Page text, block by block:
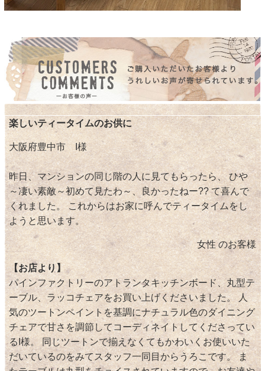
楽しいティータイムのお供に
大阪府豊中市 I様
昨日、マンションの同じ階の人に見てもらったら、 ひや
～凄い素敵～初めて見たわ～、良かったねー?? て喜んで
くれました。 これからはお家に呼んでティータイムをし
ようと思います。
女性 のお客様
【お店より】
パインファクトリーのアトランタキッチンボード、丸型テ
ーブル、ラッコチェアをお買い上げくださいました。 人
気のツートンペイントを基調にナチュラル色のダイニング
チェアで甘さを調節してコーディネイトしてくださってい
るI様。 同じツートンで揃えなくてもかわいくお使いいた
だいているのをみてスタッフ一同目からうろこです。 ま